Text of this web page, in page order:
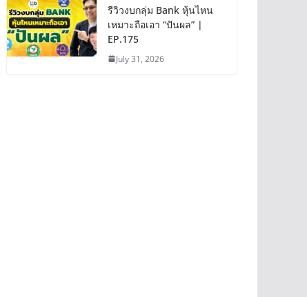
รีวิวงบกลุ่ม Bank หุ้นไหน
เหมาะถือเอา “ปันผล” |
EP.175
July 31, 2026